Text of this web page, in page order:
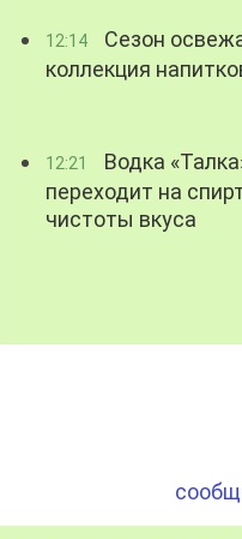
12:14
Сезон
коллекция
12:21
Водка
переходит на
чистоты вкуса